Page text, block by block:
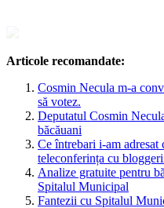
Articole recomandate:
Cosmin Necula m-a
să votez.
Deputatul Cosmin
băcăuani
Ce întrebari i-am
teleconferința cu
Analize gratuite pentru
Spitalul Municipal
Fantezii cu Spitalul